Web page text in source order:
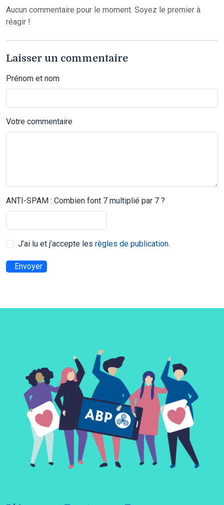
Aucun commentaire pour le moment. Soyez le premier à
réagir !
Laisser un commentaire
Prénom et nom
Votre commentaire
ANTI-SPAM : Combien font 7 multiplié par 7 ?
J’ai lu et j’accepte les règles de publication.
Envoyer